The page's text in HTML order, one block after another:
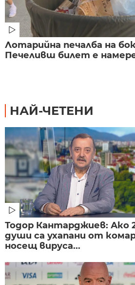
Лотарийна печалба на
Печеливш билет е
НАЙ-ЧЕТЕНИ
Тодор Кантарджиев: Ако
души са ухапани от
носещ вируса...